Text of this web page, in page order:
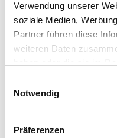
Verwendung unserer
soziale Medien,
Partner führen diese
weiteren Daten
Notwendig
Präferenzen
Catalogs and highlights